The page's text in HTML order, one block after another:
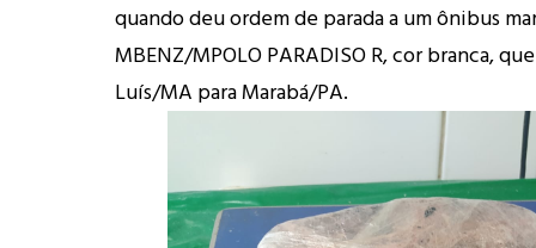
quando deu ordem de parada a um ônibus
MBENZ/MPOLO PARADISO R, cor branca,
Luís/MA para Marabá/PA.